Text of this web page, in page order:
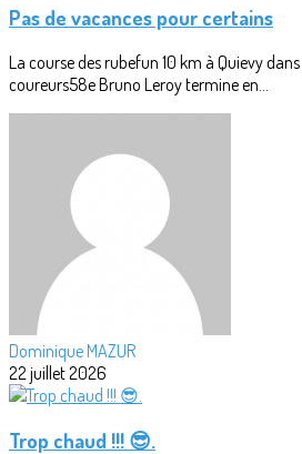
Pas de vacances pour certains
La course des rubefun 10 km à Quievy
coureurs58e Bruno Leroy termine en...
Dominique MAZUR
22 juillet 2026
Trop chaud !!! 😎.